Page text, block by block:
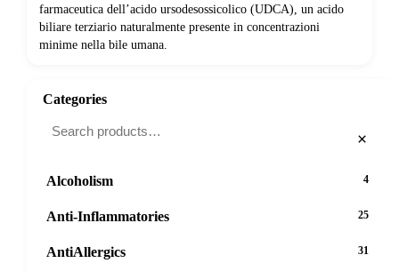
farmaceutica dell’acido ursodesossicolico (UDCA), un acido
biliare terziario naturalmente presente in concentrazioni
minime nella bile umana.
Categories
×
Alcoholism 4
Anti-Inflammatories 25
AntiAllergics 31